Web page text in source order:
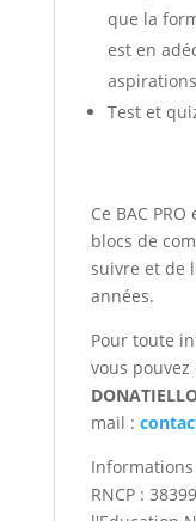
que la
est en
Test et
Ce BAC
blocs de
suivre et de
années.
Pour toute
vous
mail :
RNCP :